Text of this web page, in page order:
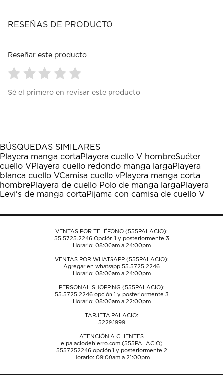
RESEÑAS DE PRODUCTO
Reseñar este producto
para
1
estrella
Esta
acción
abrirá
el
formulario
envío.
para
estrellas.
Esta
acción
abrirá
el
formulario
envío.
para
estrellas.
Esta
acción
abrirá
el
formulario
envío.
para
estrellas.
Esta
acción
abrirá
el
formulario
envío.
para
estrellas.
Esta
acción
abrirá
el
formulario
envío.
Sé el primero en revisar este producto
BÚSQUEDAS SIMILARES
Playera manga cortaPlayera cuello V hombreSuéter
cuello VPlayera cuello redondo manga largaPlayera
blanca cuello VCamisa cuello vPlayera manga corta
hombrePlayera de cuello Polo de manga largaPlayera
Levi's de manga cortaPijama con camisa de cuello V
VENTAS POR TELÉFONO (555PALACIO):
55.5725.2246Opción 1 y posteriormente 3
Horario: 08:00am a 24:00pm
VENTAS POR WHATSAPP (555PALACIO):
Agregar en whatsapp 55.5725.2246
Horario: 08:00am a 24:00pm
PERSONAL SHOPPING (555PALACIO):
55.5725.2246opción 1 y posteriormente 3
Horario: 08:00am a 22:00pm
TARJETA PALACIO:
5229.1999
ATENCIÓN A CLIENTES
elpalaciodehierro.com (555PALACIO)
5557252246opción 1 y posteriormente 2
Horario: 09:00am a 21:00pm